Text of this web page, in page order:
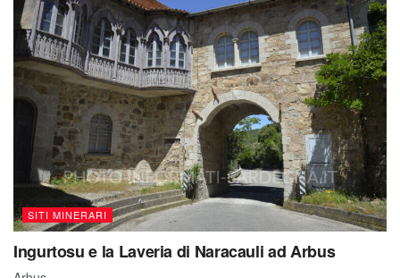
SITI MINERARI
Ingurtosu e la Laveria di Naracauli ad Arbus
Arbus